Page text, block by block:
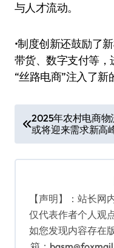
与人才流动。
•制度创新还鼓励了
带货、数字支付等
“丝路电商”注入了新
章
导
2025年农村电商物
或将迎来需求新高
【声明】：站长
仅代表作者个人观
如您发现内容存在